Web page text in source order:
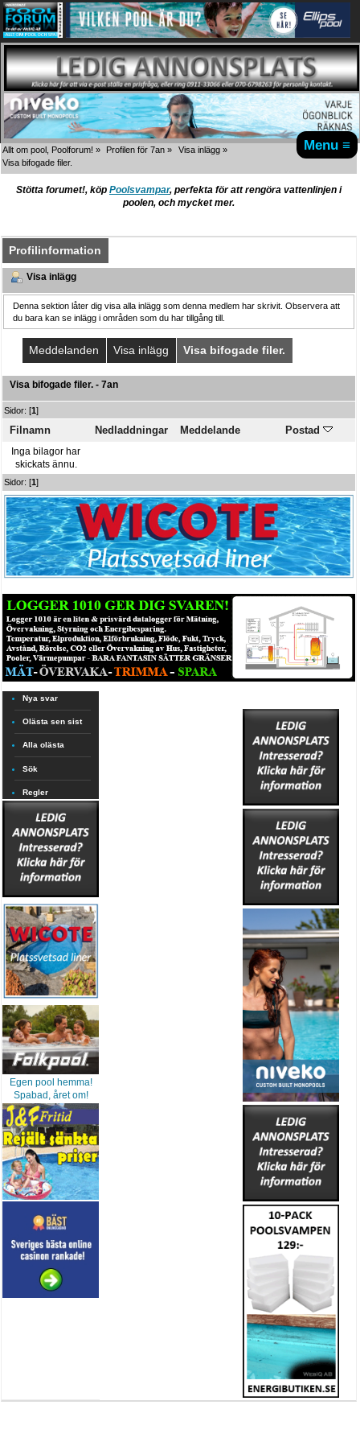
Menu ≡
Allt om pool, Poolforum! » Profilen för 7an » Visa inlägg»
Visa bifogade filer.
Stötta forumet!, köp Poolsvampar, perfekta för att rengöra vattenlinjen i
poolen, och mycket mer.
Profilinformation
Visa inlägg
Denna sektion låter dig visa alla inlägg som denna medlem har skrivit. Observera att
du bara kan se inlägg i områden som du har tillgång till.
Meddelanden Visa inlägg Visa bifogade filer.
Visa bifogade filer. - 7an
Sidor: [1]
Filnamn Nedladdningar Meddelande Postad
Inga bilagor har
skickats ännu.
Sidor: [1]
Nya svar
Olästa sen sist
Alla olästa
Sök
Regler
Egen pool hemma!
Spabad, året om!